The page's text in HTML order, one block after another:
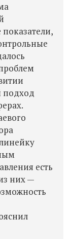
подход
есть
них —